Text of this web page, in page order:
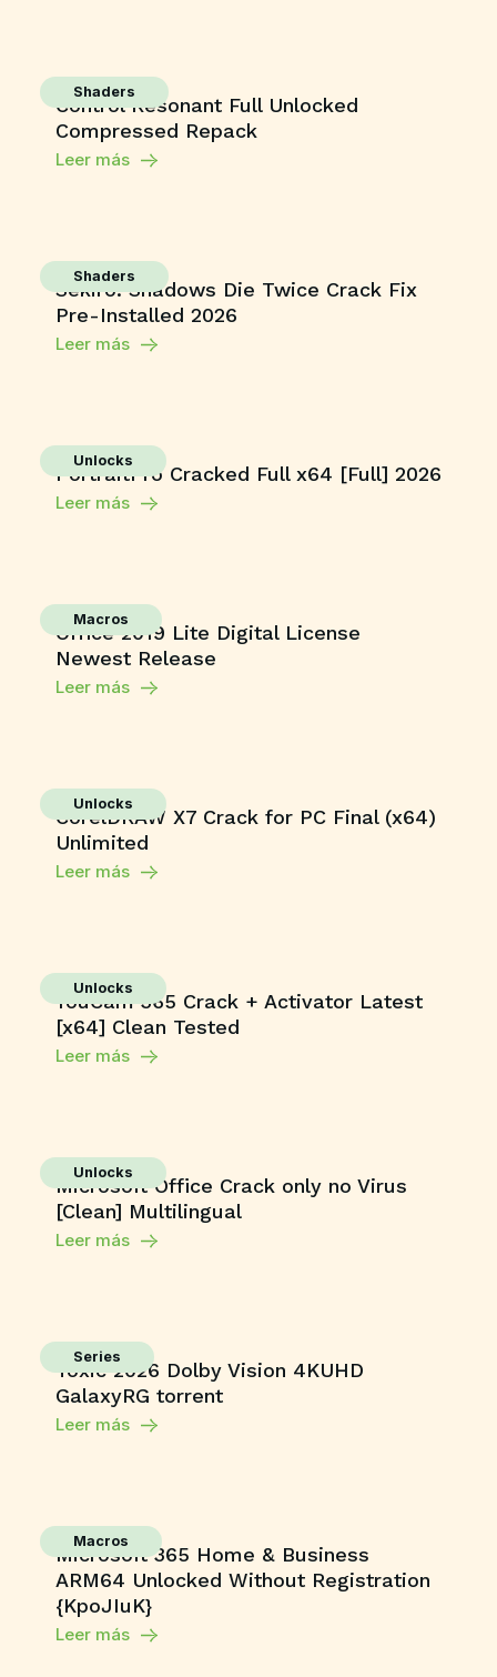
Shaders
Control Resonant Full Unlocked
Compressed Repack
Leer más
Shaders
Sekiro: Shadows Die Twice Crack Fix
Pre-Installed 2026
Leer más
Unlocks
PortraitPro Cracked Full x64 [Full] 2026
Leer más
Macros
Office 2019 Lite Digital License
Newest Release
Leer más
Unlocks
CorelDRAW X7 Crack for PC Final (x64)
Unlimited
Leer más
Unlocks
YouCam 365 Crack + Activator Latest
[x64] Clean Tested
Leer más
Unlocks
Microsoft Office Crack only no Virus
[Clean] Multilingual
Leer más
Series
Toxic 2026 Dolby Vision 4KUHD
GalaxyRG torrent
Leer más
Macros
Microsoft 365 Home & Business
ARM64 Unlocked Without Registration
{KpoJIuK}
Leer más